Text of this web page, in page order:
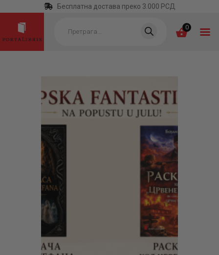
Бесплатна достава преко 3.000 РСД
search 0
КАТЕГОРИЈЕ
НАЈПРОДАВАНИЈЕ
НОВЕ КЊИГЕ
ОТРГНУТО ОД
ЗАБОРАВА
АУТОРИ
АКТУЕЛНОСТИ
ЦЕНОВНИК
ПИСМО